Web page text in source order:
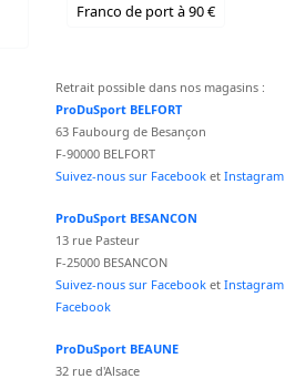
Franco de port à 90 €
Retrait possible dans nos magasins :
ProDuSport BELFORT
63 Faubourg de Besançon
F-90000 BELFORT
Suivez-nous sur Facebook et Instagram
ProDuSport BESANCON
13 rue Pasteur
F-25000 BESANCON
Suivez-nous sur Facebook et Instagram
Facebook
ProDuSport BEAUNE
32 rue d'Alsace